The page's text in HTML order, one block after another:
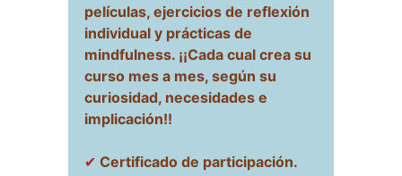
películas, ejercicios de reflexión
individual y prácticas de
mindfulness. ¡¡Cada cual crea su
curso mes a mes, según su
curiosidad, necesidades e
implicación!!
✔ Certificado de participación.